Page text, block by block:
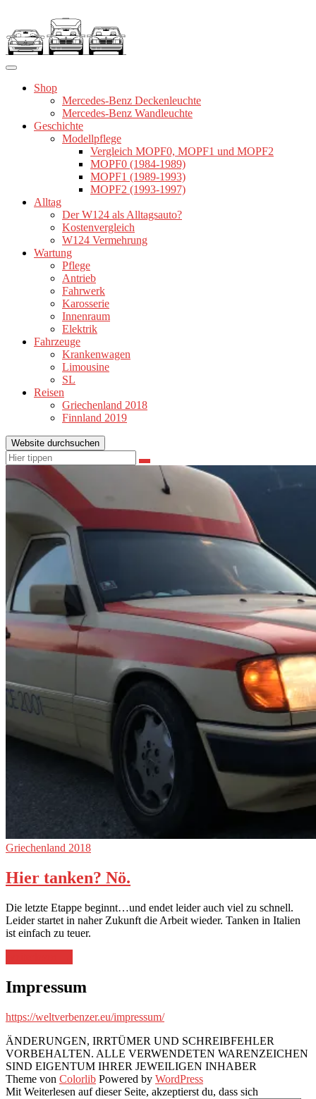
springen
Shop
Mercedes-Benz Deckenleuchte
Mercedes-Benz Wandleuchte
Geschichte
Modellpflege
Vergleich MOPF0, MOPF1 und MOPF2
MOPF0 (1984-1989)
MOPF1 (1989-1993)
MOPF2 (1993-1997)
Alltag
Der W124 als Alltagsauto?
Kostenvergleich
W124 Vermehrung
Wartung
Pflege
Antrieb
Fahrwerk
Karosserie
Innenraum
Elektrik
Fahrzeuge
Krankenwagen
Limousine
SL
Reisen
Griechenland 2018
Finnland 2019
Website durchsuchen
Suchen
nach:
Suchen
Griechenland 2018
Hier tanken? Nö.
Die letzte Etappe beginnt…und endet leider auch viel zu schnell.
Leider startet in naher Zukunft die Arbeit wieder. Tanken in Italien
ist einfach zu teuer.
Nö.“
Impressum
https://weltverbenzer.eu/impressum/
ÄNDERUNGEN, IRRTÜMER UND SCHREIBFEHLER
VORBEHALTEN. ALLE VERWENDETEN WARENZEICHEN
SIND EIGENTUM IHRER JEWEILIGEN INHABER
Theme von Colorlib Powered by WordPress
Mit Weiterlesen auf dieser Seite, akzeptierst du, dass sich